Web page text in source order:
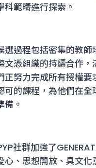
科範疇進行探索。
選過程包括密集的教師
文憑組織的持續合作，
正努力完成所有授權要
可的課程，為他們在全
備。
社群加強了
心、思想開放、具文化